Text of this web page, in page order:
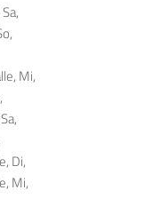
Mi,
Di,
Mi,